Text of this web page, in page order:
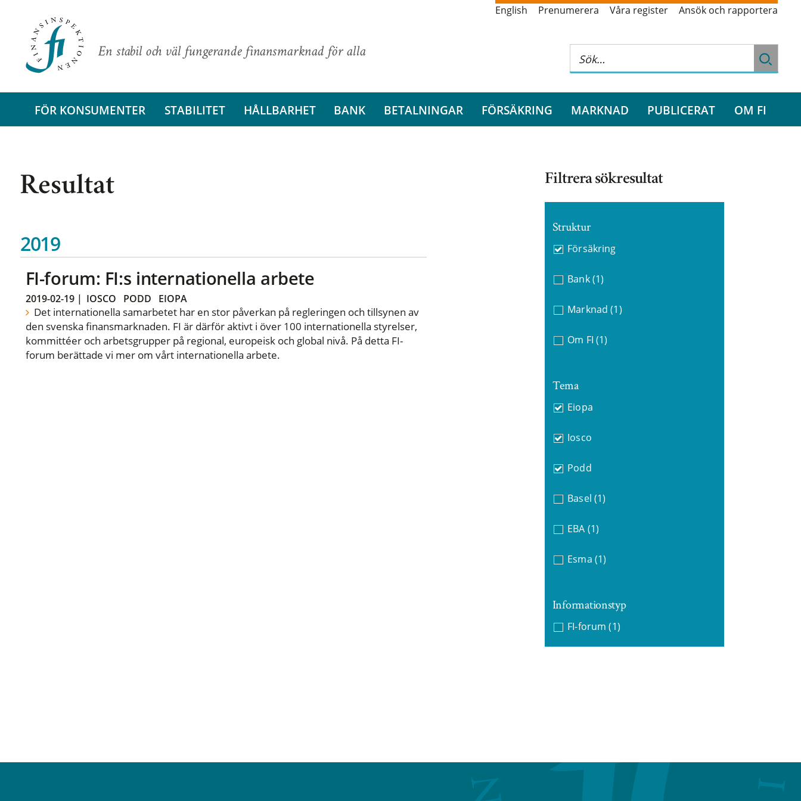
En stabil och väl fungerande finansmarknad för alla
English Prenumerera Våra register Ansök och rapportera
FÖR KONSUMENTER STABILITET HÅLLBARHET BANK BETALNINGAR FÖRSÄKRING MARKNAD PUBLICERAT OM FI
Resultat
2019
FI-forum: FI:s internationella arbete
2019-02-19| IOSCO PODD EIOPA
Det internationella samarbetet har en stor påverkan på regleringen och tillsynen av
den svenska finansmarknaden. FI är därför aktivt i över 100 internationella styrelser,
kommittéer och arbetsgrupper på regional, europeisk och global nivå. På detta FI-
forum berättade vi mer om vårt internationella arbete.
Filtrera sökresultat
Struktur
Försäkring
Bank (1)
Marknad (1)
Om FI (1)
Tema
Eiopa
Iosco
Podd
Basel (1)
EBA (1)
Esma (1)
Informationstyp
FI-forum (1)